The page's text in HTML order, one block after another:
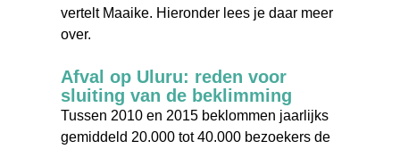
vertelt Maaike. Hieronder lees je daar meer
over.
Afval op Uluru: reden voor
sluiting van de beklimming
Tussen 2010 en 2015 beklommen jaarlijks
gemiddeld 20.000 tot 40.000 bezoekers de